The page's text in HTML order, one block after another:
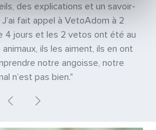
des explications et un savoir-
fait appel à VetoAdom à 2
4 jours et les 2 vetos ont été au
ils les aiment, ils en ont
notre angoisse, notre
n’est pas bien."
Previous